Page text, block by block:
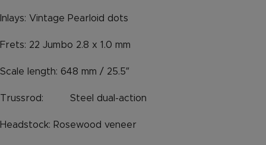
Inlays: Vintage Pearloid dots
Frets: 22 Jumbo 2.8 x 1.0 mm
Scale length: 648 mm / 25.5″
Trussrod: Steel dual-action
Headstock: Rosewood veneer